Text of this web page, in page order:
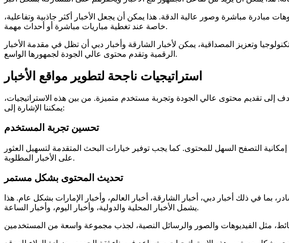
مبادرة مباشرة وصور عالية الدقة. هذا يمكن أن يجعل الأخبار أكثر جاذبية وتفاعلية،
خاصة عند تغطية مباريات مباشرة أو أحداث مهمة.
من التكنولوجيا وتعزيز المصداقية، يمكن لأخبار الشارقة وأخبار دبي أن تظل في مقدمة الأخبار
الرقمية وتقدم محتوى عالي الجودة لجمهورها الواسع.
استراتيجيات ناجحة لتطوير مواقع الأخبار
تهدف إلى تقديم محتوى عالي الجودة وتجربة مستخدم متميزة. من بين هذه الاستراتيجيات،
يمكننا الإشارة إلى:
تحسين تجربة المستخدم
التصفح السهل للمحتوى. كما يجب توفير خيارات البحث المتقدمة لتسهيل العثور
على الأخبار المطلوبة.
تحديث المحتوى بشكل مستمر
في ذلك أخبار دبي، أخبار الشارقة، أخبار العالم، وأخبار الإمارات بشكل عام. هذا
يشمل الأخبار المحلية والدولية، وأخبار اليوم، وأخبار الساعة.